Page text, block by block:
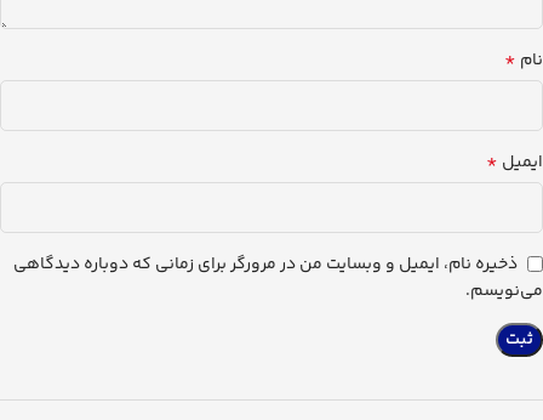
نام *
ایمیل *
ذخیره نام، ایمیل و وبسایت من در مرورگر برای زمانی که دوباره دیدگاهی
می‌نویسم.